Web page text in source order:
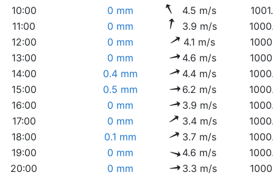
10:00
0 mm 4.5 m/s
11:00
0 mm 3.9 m/s
12:00
0 mm 4.1 m/s
13:00
0 mm 4.6 m/s
14:00
0.4 mm 4.4 m/s
15:00
0.5 mm 6.2 m/s
16:00
0 mm 3.9 m/s
17:00
0 mm 3.4 m/s
18:00
0.1 mm 3.7 m/s
19:00
0 mm 4.6 m/s
20:00
0 mm 3.3 m/s